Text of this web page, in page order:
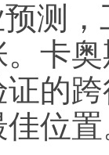
测
卡
的
位